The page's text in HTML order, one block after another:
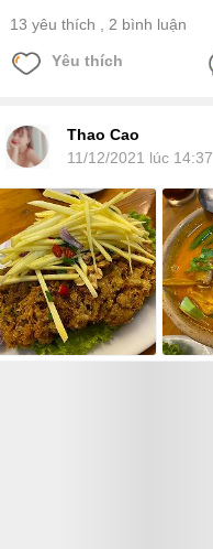
13 yêu thích , 2 bình luận
Yêu thích
Thao Cao
11/12/2021 lúc 14:37